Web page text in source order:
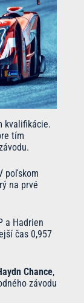
kvalifikácie.
tím
poľskom
na prvé
a Hadrien
čas 0,957
Chance,
závodu